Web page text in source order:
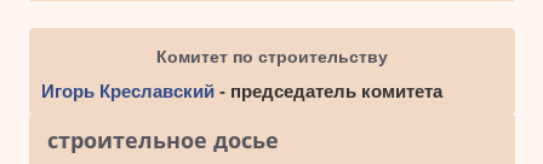
Комитет по строительству
Игорь Креславский - председатель комитета
строительное досье